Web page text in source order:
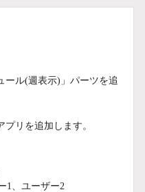
ール(週表示)」パーツを追
リを追加します。
1、ユーザー2